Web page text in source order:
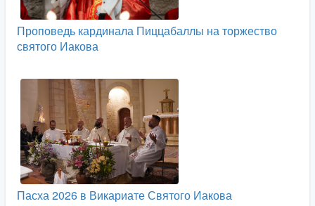
Проповедь кардинала Пиццабаллы на торжество
святого Иакова
Пасха 2026 в Викариате Святого Иакова